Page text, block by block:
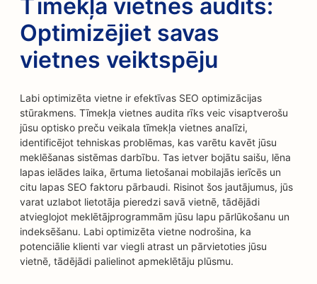
Tīmekļa vietnes audits:
Optimizējiet savas
vietnes veiktspēju
Labi optimizēta vietne ir efektīvas SEO optimizācijas
stūrakmens. Tīmekļa vietnes audita rīks veic visaptverošu
jūsu optisko preču veikala tīmekļa vietnes analīzi,
identificējot tehniskas problēmas, kas varētu kavēt jūsu
meklēšanas sistēmas darbību. Tas ietver bojātu saišu, lēna
lapas ielādes laika, ērtuma lietošanai mobilajās ierīcēs un
citu lapas SEO faktoru pārbaudi. Risinot šos jautājumus, jūs
varat uzlabot lietotāja pieredzi savā vietnē, tādējādi
atvieglojot meklētājprogrammām jūsu lapu pārlūkošanu un
indeksēšanu. Labi optimizēta vietne nodrošina, ka
potenciālie klienti var viegli atrast un pārvietoties jūsu
vietnē, tādējādi palielinot apmeklētāju plūsmu.